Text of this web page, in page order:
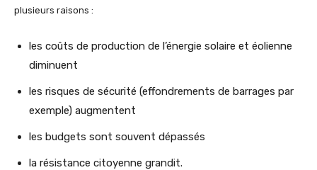
plusieurs raisons :
les coûts de production de l’énergie solaire et éolienne
diminuent
les risques de sécurité (effondrements de barrages par
exemple) augmentent
les budgets sont souvent dépassés
la résistance citoyenne grandit.